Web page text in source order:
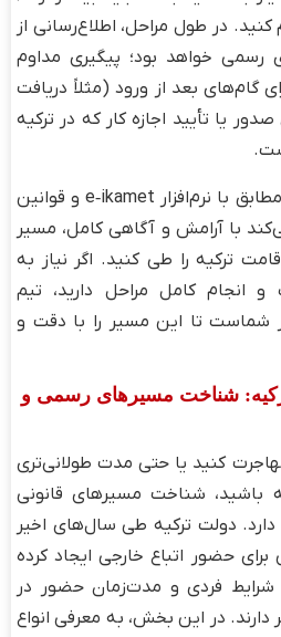
کنید. در طول مراحل، اطلاع‌رسانی از
رسمی خواهد بود؛ پیگیری مداوم
بعد از ورود (مثلاً دریافت
یا تأیید اجازه کار که در ترکیه
این راهنمای جامع و به‌روز مطابق با نرم‌افزار e‑ikamet و قوانین
می‌کند با آرامش و آگاهی کامل، مسیر
ترکیه را طی کنید. اگر نیاز به
و انجام کامل مراحل دارید، تیم
شماست تا این مسیر را با دقت و
ترکیه: شناخت مسیرهای رسمی و
کنید یا حتی مدت طولانی‌تری
باشید، شناخت مسیرهای قانونی
دولت ترکیه طی سال‌های اخیر
حضور اتباع خارجی ایجاد کرده
فردی و مدت‌زمان حضور در
دارند. در این بخش، به معرفی انواع